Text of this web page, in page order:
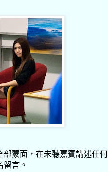
部蒙面，在未聽嘉賓講述任何
言。